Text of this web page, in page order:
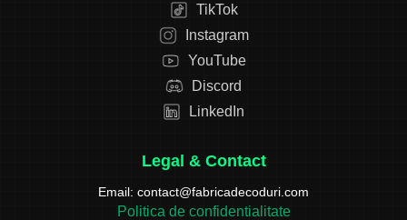
TikTok
Instagram
YouTube
Discord
LinkedIn
Legal & Contact
Email: contact@fabricadecoduri.com
Politica de confidentialitate